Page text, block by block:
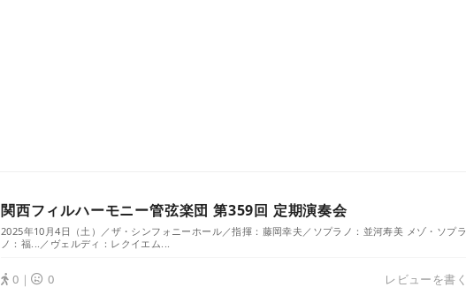
関西フィルハーモニー管弦楽団 第359回 定期演奏会
2025年10月4日（土）／ザ・シンフォニーホール／指揮：藤岡幸夫／ソプラノ：並河寿美 メゾ・ソプラ
ノ：福...／ヴェルディ：レクイエム...
0｜ 0 レビューを書く